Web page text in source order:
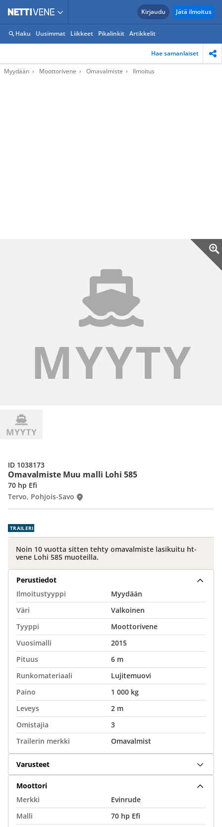
Kirjaudu Jätä ilmoitus
Haku Uusimmat Liikkeet Pikalinkit Artikkelit
Hae samanlaiset
Myydään Moottorivene Omavalmiste Ilmoitus
Omavalmiste Muu malli Lohi 585
70 hp Efi
Tervo, Pohjois-Savo
ID 1038173
TRAILERI
Noin 10 vuotta sitten tehty omavalmiste lasikuitu ht-
vene Lohi 585 muoteilla.
Perustiedot
Ilmoitustyyppi
Myydään
Väri
Valkoinen
Tyyppi
Moottorivene
Vuosimalli
2015
Pituus
6 m
Runkomateriaali
Lujitemuovi
Paino
1 000 kg
Leveys
2 m
Omistajia
3
Trailerin merkki
Omavalmist
Varusteet
Moottori
Merkki
Evinrude
Malli
70 hp Efi